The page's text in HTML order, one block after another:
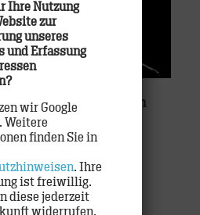
werben für den
Energy Drink
Ihre Nutzung
zur
unseres
und Erfassung
wir Google
Weitere
finden Sie in
. Ihre
ist freiwillig.
diese jederzeit
widerrufen.